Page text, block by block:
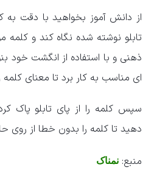
از دانش آموز بخواهید با دقت به
تابلو نوشته شده نگاه کند و کلمه
ذهنی و با استفاده از انگشت خود
ای مناسب به کار برد تا معنای کلمه
سپس کلمه را از پای تابلو پاک
دهید تا کلمه را بدون خطا از روی
منبع: نمناک